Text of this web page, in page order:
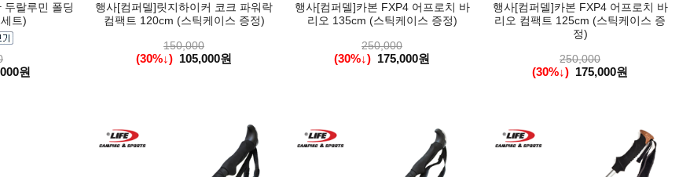
두랄루민 폴딩
트)
원
행사[컴퍼델]릿지하이커 코크 파워락
컴팩트 120cm (스틱케이스 증정)
150,000
(30%↓) 105,000원
행사[컴퍼델]카본 FXP4 어프로치 바
리오 135cm (스틱케이스 증정)
250,000
(30%↓) 175,000원
행사[컴퍼델]카본 FXP4 어프로치 바
리오 컴팩트 125cm (스틱케이스 증
정)
250,000
(30%↓) 175,000원